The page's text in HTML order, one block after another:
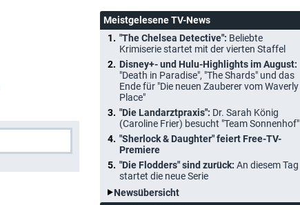
Meistgelesene TV-News
"The Chelsea Detective": Beliebte
Krimiserie startet mit der vierten Staffel
Disney+- und Hulu-Highlights im August:
"Death in Paradise", "The Shards" und das
Ende für "Die neuen Zauberer vom Waverly
Place"
"Die Landarztpraxis": Dr. Sarah König
(Caroline Frier) besucht "Team Sonnenhof"
"Sherlock & Daughter" feiert Free-TV-
Premiere
"Die Flodders" sind zurück: An diesem Tag
startet die neue Serie
Newsübersicht